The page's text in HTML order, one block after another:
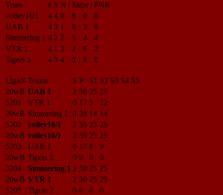
Team # S N | Sätze | PNK
volley16/1
4 4 0 8 : 0
8
UAB 1
4 3 1 6 : 3
6
Simmering 1 4 2 2 5 : 4
4
VTR 1
4 1 3 2 : 6
2
Tigers 2
4 0 4 0 : 8 0
Liga/# Teams S P S1 S2 S3 S4 S5
20wB UAB 1 2 50 25 25
5201
VTR 1 0 17 5
12
20wB Simmering 1 0 28 14 14
5202
volley16/1 2 50 25 25
20wB volley16/1 2 50 25 25
5203
UAB 1 0 17 8
9
20wB Tigers 2 0 0 0
0
5204
Simmering 1 2 50 25 25
20wB VTR 1 2 50 25 25
5205
Tigers 2 0 0 0
0